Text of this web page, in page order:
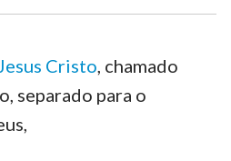
2 Timóteo
Filemón
Tiago
Jesus Cristo , chamado
separado para o